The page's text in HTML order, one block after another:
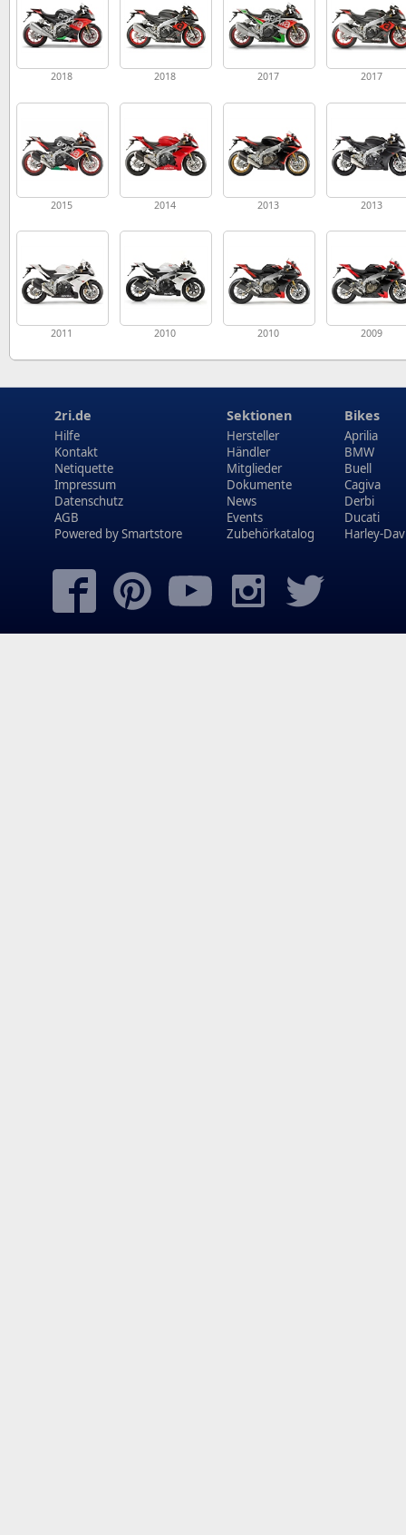
2018 2018 2017 2017
2015 2014 2013 2013
2011 2010 2010 2009
2ri.de
Hilfe
Kontakt
Netiquette
Impressum
Datenschutz
AGB
Powered bySmartstore
Sektionen
Hersteller
Händler
Mitglieder
Dokumente
News
Events
Zubehörkatalog
Bikes
Aprilia
BMW
Buell
Cagiva
Derbi
Ducati
Harley-